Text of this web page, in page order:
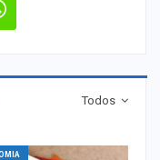
Todos